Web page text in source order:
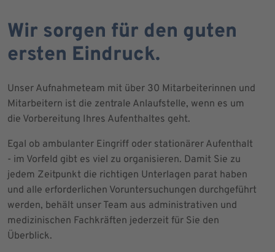
Wir sorgen für den guten
ersten Eindruck.
Unser Aufnahmeteam mit über 30 Mitarbeiterinnen und
Mitarbeitern ist die zentrale Anlaufstelle, wenn es um
die Vorbereitung Ihres Aufenthaltes geht.
Egal ob ambulanter Eingriff oder stationärer Aufenthalt
- im Vorfeld gibt es viel zu organisieren. Damit Sie zu
jedem Zeitpunkt die richtigen Unterlagen parat haben
und alle erforderlichen Voruntersuchungen durchgeführt
werden, behält unser Team aus administrativen und
medizinischen Fachkräften jederzeit für Sie den
Überblick.